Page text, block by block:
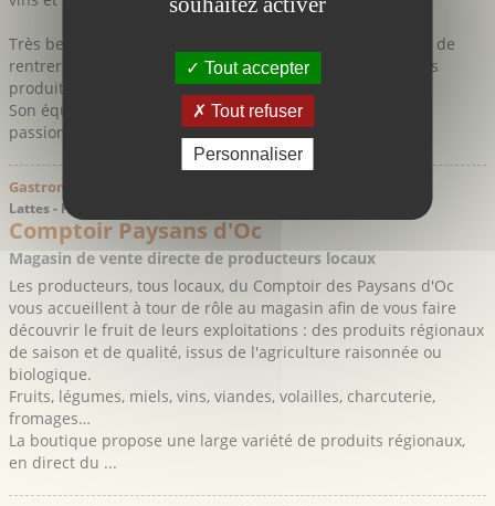
Très belle boutique dont la vitrine attractive donne envie de
rentrer pour y découvrir une belle sélection des meilleurs
produits du Languedoc-Roussillon.
Son équipe de professionnels des métiers de bouche,
passionnés par les vins et les ...
Gastronomie > Commerce > Produits Régionaux
Lattes - Hérault
Comptoir Paysans d'Oc
Magasin de vente directe de producteurs locaux
Les producteurs, tous locaux, du Comptoir des Paysans d'Oc
vous accueillent à tour de rôle au magasin afin de vous faire
découvrir le fruit de leurs exploitations : des produits régionaux
de saison et de qualité, issus de l'agriculture raisonnée ou
biologique.
Fruits, légumes, miels, vins, viandes, volailles, charcuterie,
fromages…
La boutique propose une large variété de produits régionaux,
en direct du ...
Tout accepter
Tout refuser
Personnaliser